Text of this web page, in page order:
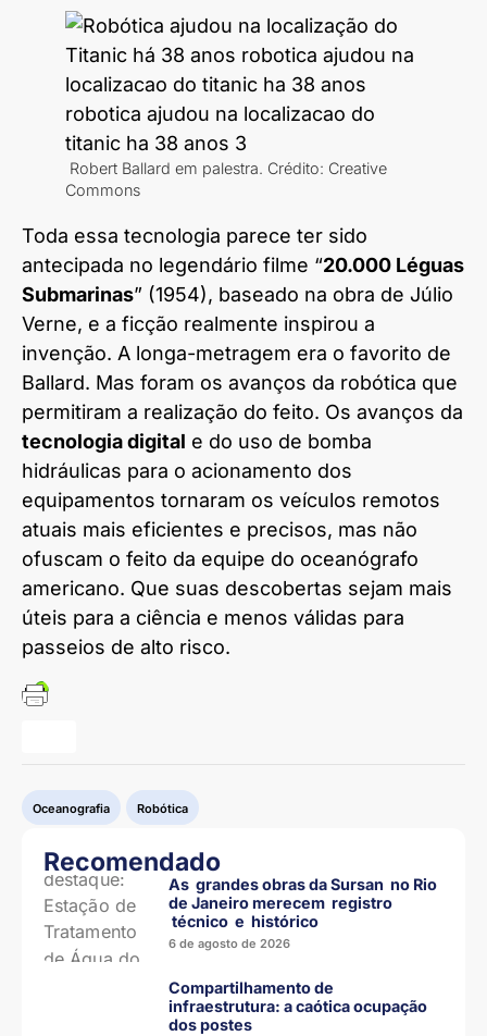
Robert Ballard em palestra. Crédito: Creative
Commons
Toda essa tecnologia parece ter sido
antecipada no legendário filme “20.000 Léguas
Submarinas” (1954), baseado na obra de Júlio
Verne, e a ficção realmente inspirou a
invenção. A longa-metragem era o favorito de
Ballard. Mas foram os avanços da robótica que
permitiram a realização do feito. Os avanços da
tecnologia digital e do uso de bomba
hidráulicas para o acionamento dos
equipamentos tornaram os veículos remotos
atuais mais eficientes e precisos, mas não
ofuscam o feito da equipe do oceanógrafo
americano. Que suas descobertas sejam mais
úteis para a ciência e menos válidas para
passeios de alto risco.
Oceanografia Robótica
Recomendado
As grandes obras da Sursan no Rio
de Janeiro merecem registro
técnico e histórico
6 de agosto de 2026
Compartilhamento de
infraestrutura: a caótica ocupação
dos postes